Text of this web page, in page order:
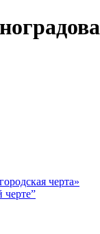
черта»
черте”